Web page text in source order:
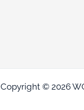
Copyright © 2026